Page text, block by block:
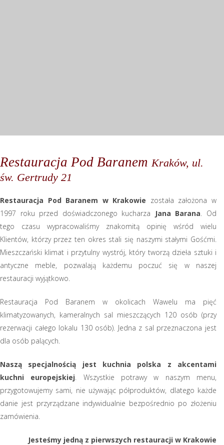
Restauracja Pod BaranemKraków, ul.
św. Gertrudy 21
Restauracja Pod Baranem w Krakowie została założona w
1997 roku przed doświadczonego kucharza
Jana Barana . Od
tego czasu wypracowaliśmy znakomitą opinię wśród wielu
Klientów, którzy przez ten okres stali się naszymi stałymi Gośćmi.
Mieszczański klimat i przytulny wystrój, który tworzą dzieła sztuki i
antyczne meble, pozwalają każdemu poczuć się w naszej
restauracji wyjątkowo.
Restauracja Pod Baranem w okolicach Wawelu ma pięć
klimatyzowanych, kameralnych sal mieszczących 120 osób (przy
rezerwacji całego lokalu 130 osób). Jedna z sal przeznaczona jest
dla osób palących.
Naszą specjalnością jest kuchnia polska z akcentami
kuchni europejskiej . Wszystkie potrawy w naszym menu,
przygotowujemy sami, nie używając półproduktów, dlatego każde
danie jest przyrządzane indywidualnie bezpośrednio po złożeniu
zamówienia.
Jesteśmy jedną z pierwszych restauracji w Krakowie